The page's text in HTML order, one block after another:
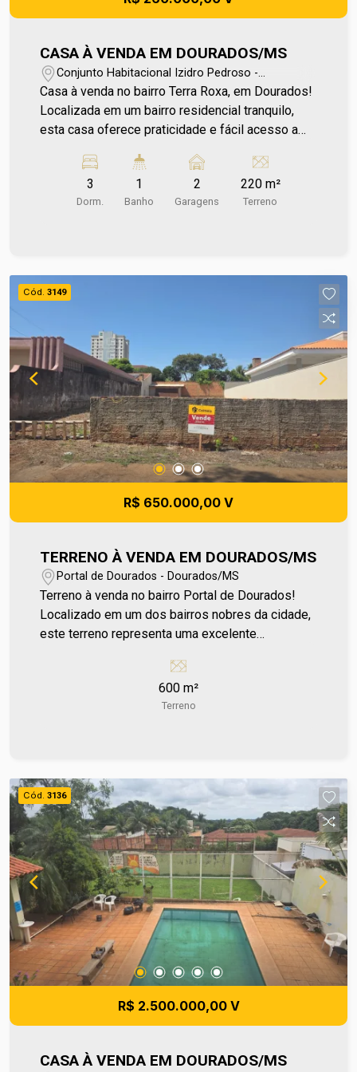
CASA À VENDA EM DOURADOS/MS
Conjunto Habitacional Izidro Pedroso -
Dourados/MS
Casa à venda no bairro Terra Roxa, em Dourados!
Localizada em um bairro residencial tranquilo,
esta casa oferece praticidade e fácil acesso a
com escola, supermercado e farmácia nas
proximidades, proporcionando mais comodidade
para toda a família. A casa representa uma
conhecido pelo ambiente familiar e pela boa
infraestrutura ao redor, o que contribui para a
entre em contato e agende sua visita no número
(67) 2108-2121 ou fale diretamente com nosso
Plantão de Vendas pelo número 67 99255-6175.
3
Dorm.
1
Banho
2
Garagens
220 m²
Terreno
Cód. 3149
R$ 650.000,00 V
TERRENO À VENDA EM DOURADOS/MS
Portal de Dourados - Dourados/MS
Terreno à venda no bairro Portal de Dourados!
Localizado em um dos bairros nobres da cidade,
este terreno representa uma excelente
investir em uma região valorizada. Situado na
parte alta do bairro, com frente voltada para o
sentido oeste, oferece boa posição e potencial
construção. Além disso, está totalmente
regularizado, sendo apto para financiamento, o
que facilita o processo de aquisição. Com
excelente custo-benefício e em uma região que
segue em constante valorização, é uma ótima
opção para quem deseja planejar a construção da
casa ideal ou realizar um investimento seguro.
Para mais informações entre em contato e
agende sua visita no número (67) 2108-2121 ou
fale diretamente com nosso Plantão de Vendas
pelo número 67 99255-6175.
600 m²
Terreno
Cód. 3136
R$ 2.500.000,00 V
CASA À VENDA EM DOURADOS/MS